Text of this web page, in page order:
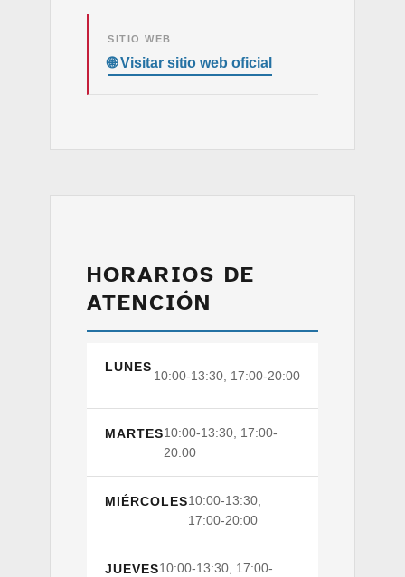
SITIO WEB
HORARIOS DE
ATENCIÓN
LUNES
10:00-13:30, 17:00-20:00
MARTES10:00-13:30, 17:00-
20:00
MIÉRCOLES10:00-13:30,
17:00-20:00
JUEVES10:00-13:30, 17:00-